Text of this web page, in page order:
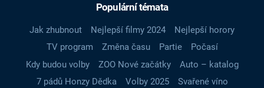
Populární témata
Jak zhubnout Nejlepší filmy 2024
Nejlepší horory
TV program
Změna času Partie
Počasí
Kdy budou volby
ZOO Nové začátky
Auto – katalog
7 pádů Honzy Dědka
Volby 2025
Svařené víno